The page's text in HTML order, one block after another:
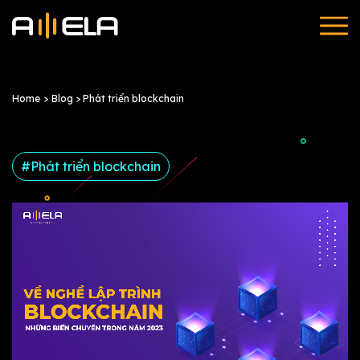
Home Blog > Phát triển blockchain
Phát triển blockchain